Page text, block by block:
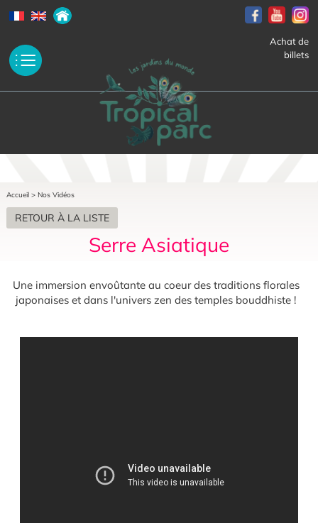
Achat de
billets
Accueil> Nos Vidéos
RETOUR À LA LISTE
Serre Asiatique
Une immersion envoûtante au coeur des traditions florales
japonaises et dans l'univers zen des temples bouddhiste !